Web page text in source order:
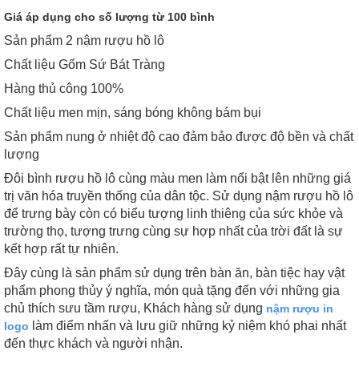
Giá áp dụng cho số lượng từ 100 bình
Sản phẩm 2 nậm rượu hồ lô
Chất liệu Gốm Sứ Bát Tràng
Hàng thủ công 100%
Chất liệu men mịn, sáng bóng không bám bụi
Sản phẩm nung ở nhiệt độ cao đảm bảo được độ bền và chất
lượng
Đôi bình rượu hồ lô cùng màu men làm nổi bật lên những giá
trị văn hóa truyền thống của dân tộc. Sử dụng nậm rượu hồ lô
để trưng bày còn có biểu tượng linh thiêng của sức khỏe và
trường thọ, tượng trưng cùng sự hợp nhất của trời đất là sự
kết hợp rất tự nhiên.
Đây cùng là sản phẩm sử dụng trên bàn ăn, bàn tiệc hay vật
phẩm phong thủy ý nghĩa, món quà tặng đến với những gia
chủ thích sưu tầm rượu, Khách hàng sử dụng nậm rượu in
logo làm điểm nhấn và lưu giữ những kỷ niệm khó phai nhất
đến thực khách và người nhận.